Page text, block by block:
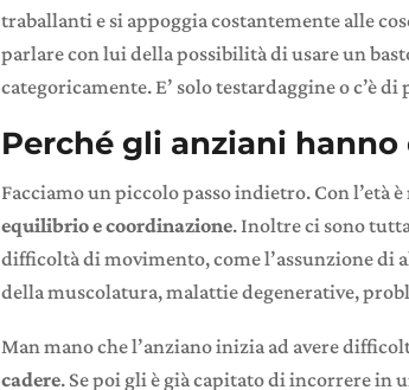
traballanti e si appoggia costantemente alle
parlare con lui della possibilità di usare un
categoricamente. E’ solo testardaggine o c’è
Perché gli anziani
Facciamo un piccolo passo indietro. Con l’età
equilibrio e coordinazione. Inoltre ci sono
difficoltà di movimento, come l’assunzione
della muscolatura, malattie degenerative,
Man mano che l’anziano inizia ad avere
cadere. Se poi gli è già capitato di incorrere in